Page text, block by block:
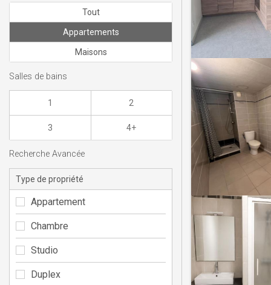
Tout
Appartements
Maisons
Salles de bains
1 2
3 4+
Recherche Avancée
Type de propriété
Appartement
Chambre
Studio
Duplex